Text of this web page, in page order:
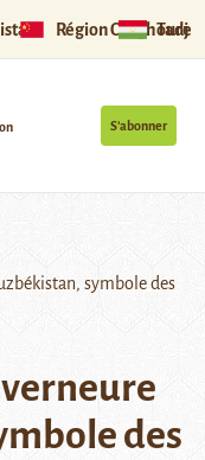
Région Ouïghoure
S’abonner
symbole des
des